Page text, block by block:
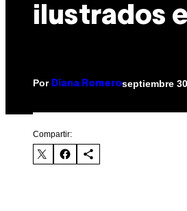
ilustrados
Por Diana Romeroseptiembre
Compartir: